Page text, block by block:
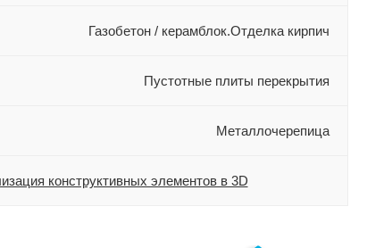
Газобетон / керамблок.Отделка кирпич
Пустотные плиты перекрытия
Металлочерепица
конструктивных элементов в 3D